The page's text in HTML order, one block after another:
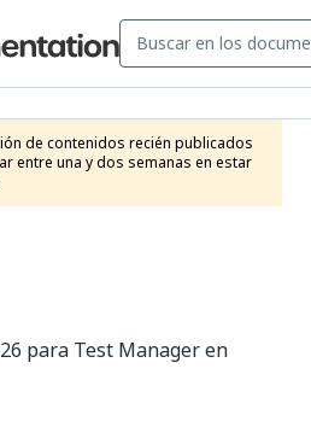
de contenidos recién publicados
entre una y dos semanas en estar
para Test Manager en